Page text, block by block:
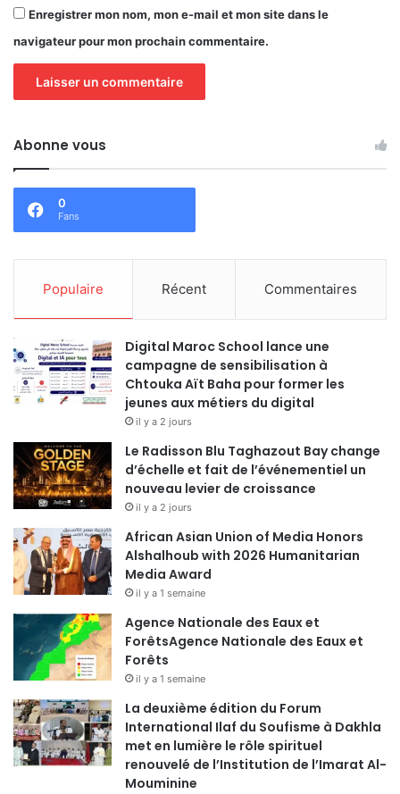
Enregistrer mon nom, mon e-mail et mon site dans le
navigateur pour mon prochain commentaire.
Abonne vous
0
Fans
Populaire Récent Commentaires
Digital Maroc School lance une
campagne de sensibilisation à
Chtouka Aït Baha pour former les
jeunes aux métiers du digital
il y a 2 jours
Le Radisson Blu Taghazout Bay change
d’échelle et fait de l’événementiel un
nouveau levier de croissance
il y a 2 jours
African Asian Union of Media Honors
Alshalhoub with 2026 Humanitarian
Media Award
il y a 1 semaine
Agence Nationale des Eaux et
ForêtsAgence Nationale des Eaux et
Forêts
il y a 1 semaine
La deuxième édition du Forum
International Ilaf du Soufisme à Dakhla
met en lumière le rôle spirituel
renouvelé de l’Institution de l’Imarat Al-
Mouminine